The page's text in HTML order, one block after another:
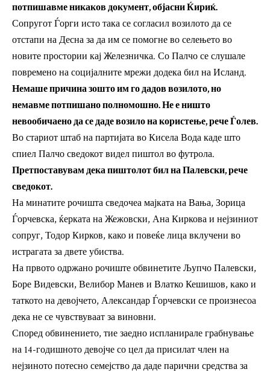
потпишавме никаков документ, објасни Ќириќ.
Сопругот Ѓорги исто така се согласил возилото да се
отстапи на Десна за да им се помогне во селењето во
новите простории кај Железничка. Со Палчо се слушале
повремено на социјалните мрежи додека бил на Исланд.
Немаше причина зошто им го дадов возилото, но
немавме потпишано полномошно. Не е ништо
невообичаено да се даде возило на користење, рече Ѓолев.
Во стариот штаб на партијата во Кисела Вода каде што
спиел Палчо сведокот видел пиштол во футрола.
Претпоставувам дека пиштолот бил на Палевски, рече
сведокот.
На минатите рочишта сведочеа мајката на Вања, Зорица
Ѓорчевска, ќерката на Жежовски, Ана Киркова и нејзиниот
сопруг, Тодор Кирков, како и повеќе лица вклучени во
истрагата за двете убиства.
На првото одржано рочиште обвинетите Љупчо Палевски,
Боре Видевски, Велибор Манев и Влатко Кешишов, како и
таткото на девојчето, Александар Ѓорчевски се произнесоа
дека не се чувствуваат за виновни.
Според обвинението, тие заедно испланирале грабнување
на 14-годишното девојче со цел да присилат член на
нејзиното потесно семејство да даде парични средства за